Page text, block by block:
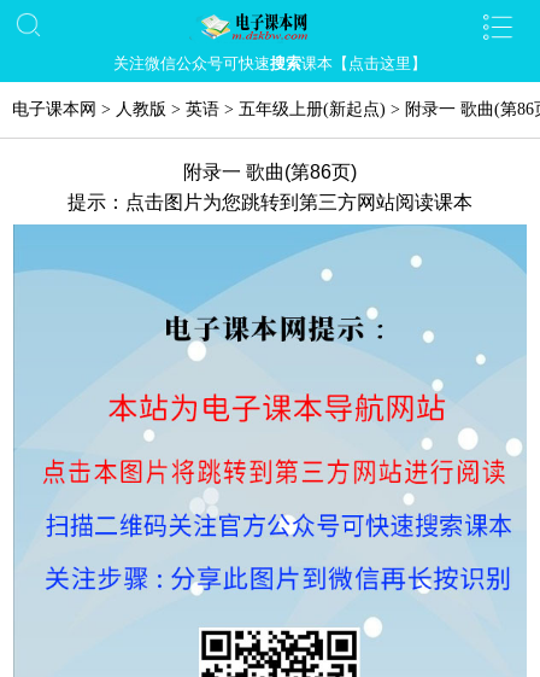
关注微信公众号可快速搜索课本【点击这里】
电子课本网 > 人教版 > 英语 > 五年级上册(新起点) > 附录一 歌曲(第86
附录一 歌曲(第86页)
提示：点击图片为您跳转到第三方网站阅读课本